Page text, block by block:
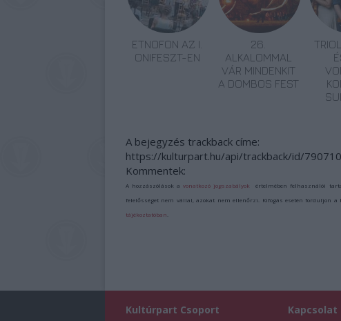
ETNOFON AZ I.
ONIFESZT-EN
26.
ALKALOMMAL
VÁR MINDENKIT
A DOMBOS FEST
A bejegyzés trackback címe:
https://kulturpart.hu/api/trackback/id/
Kommentek:
A hozzászólások avonatkozó jogszabályok értelmében felhasználói
felelősséget nem vállal, azokat nem ellenőrzi. Kifogás esetén forduljon a
tájékoztatóban
Kultúrpart Csoport Kapcsolat